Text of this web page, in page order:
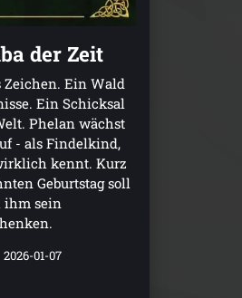
der Zeit
Zeichen. Ein Wald
Ein Schicksal
Phelan wächst
- als Findelkind,
kennt. Kurz
Geburtstag soll
ihm sein
2026-01-07